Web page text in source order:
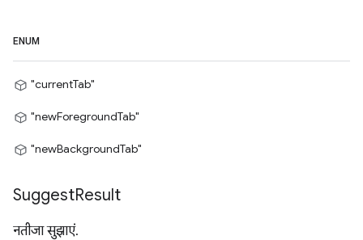
ENUM
"currentTab"
"newForegroundTab"
"newBackgroundTab"
SuggestResult
नतीजा सुझाएं.